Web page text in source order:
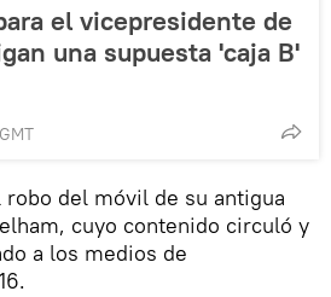
el vicepresidente de
una supuesta 'caja B'
robo del móvil de su antigua
cuyo contenido circuló y
a los medios de